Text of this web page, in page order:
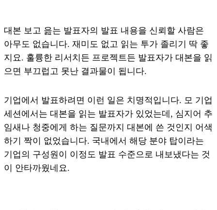
대본 보고 읊는 발표자의 발표 내용을 신뢰할 사람은
아무도 없습니다. 재미도 없고 읽는 투가 졸리기 딱 좋
지요. 훌륭한 리서치든 프로젝트든 발표자가 대본을 읽
으면 부끄럽고 못난 결과물이 됩니다.
기업에서 발표하려면 이런 일은 치명적입니다. 모 기업
세션에서는 대본을 읽는 발표자가 있었는데, 심지어 추
임새나 청중에게 하는 질문까지 대본에 쓴 것인지 어색
하기 짝이 없었습니다. 국내에서 해당 분야 탑이라는
기업의 구성원이 이정도 발표 수준으로 내보냈다는 것
이 안타까웠네요.